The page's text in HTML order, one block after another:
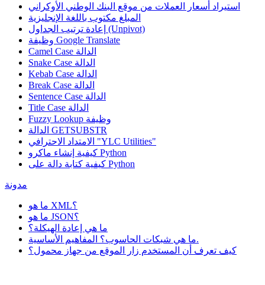
استيراد أسعار العملات من موقع البنك الوطني الأوكراني
المبلغ مكتوب باللغة الإنجليزية
إعادة ترتيب الجداول (Unpivot)
Google Translate
Camel Case الدالة
Snake Case الدالة
Kebab Case الدالة
Break Case الدالة
Sentence Case الدالة
Title Case الدالة
Fuzzy Lookup وظيفة
الدالة GETSUBSTR
الامتداد الاحترافي "YLC Utilities"
كيفية إنشاء ماكرو Python
كيفية كتابة دالة على Python
مدونة
ما هو XML؟
ما هو JSON؟
ما هي إعادة الهيكلة؟
ما هي شبكات الحاسوب؟ المفاهيم الأساسية.
كيف تعرف أن المستخدم زار الموقع من جهاز محمول؟